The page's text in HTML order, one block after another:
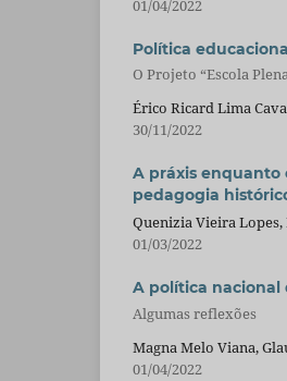
01/04/2022
Política
O Projeto “Escola
Érico Ricard Lima
30/11/2022
A práxis enquanto
pedagogia
Quenizia Vieira
01/03/2022
A política nacional
Algumas reflexões
Magna Melo Viana,
01/04/2022